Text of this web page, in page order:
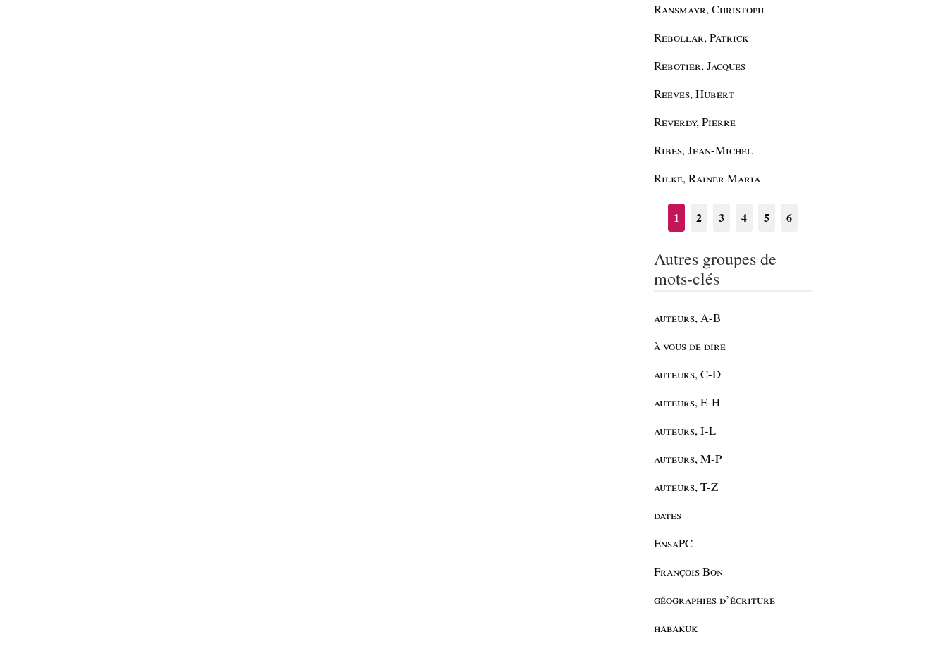
Ransmayr, Christoph
Rebollar, Patrick
Rebotier, Jacques
Reeves, Hubert
Reverdy, Pierre
Ribes, Jean-Michel
Rilke, Rainer Maria
1 2 3 4 5 6
Autres groupes de
mots-clés
auteurs, A-B
à vous de dire
auteurs, C-D
auteurs, E-H
auteurs, I-L
auteurs, M-P
auteurs, T-Z
dates
EnsaPC
François Bon
géographies d’écriture
habakuk